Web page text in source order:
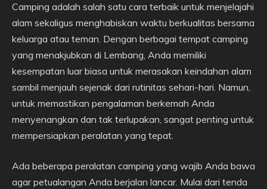
Camping adalah salah satu cara terbaik untuk menjelajahi
alam sekaligus menghabiskan waktu berkualitas bersama
keluarga atau teman. Dengan berbagai tempat camping
yang menakjubkan di Lembang, Anda memiliki
kesempatan luar biasa untuk merasakan keindahan alam
sambil menjauh sejenak dari rutinitas sehari-hari. Namun,
untuk memastikan pengalaman berkemah Anda
menyenangkan dan tak terlupakan, sangat penting untuk
mempersiapkan peralatan yang tepat.
Ada beberapa peralatan camping yang wajib Anda bawa
agar petualangan Anda berjalan lancar. Mulai dari tenda